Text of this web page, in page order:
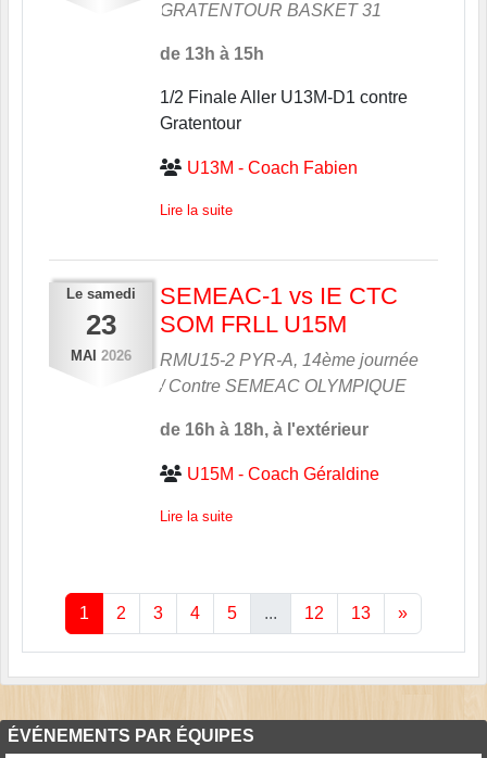
GRATENTOUR BASKET 31
de 13h à 15h
1/2 Finale Aller U13M-D1 contre
Gratentour
U13M - Coach Fabien
Lire la suite
Le samedi
23
MAI 2026
SEMEAC-1 vs IE CTC
SOM FRLL U15M
RMU15-2 PYR-A, 14ème journée
/ Contre SEMEAC OLYMPIQUE
de 16h à 18h, à l'extérieur
U15M - Coach Géraldine
Lire la suite
1 2 3 4 5 ... 12 13 »
ÉVÉNEMENTS PAR ÉQUIPES